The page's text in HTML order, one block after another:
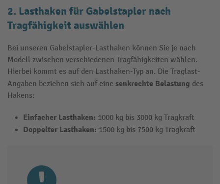
2. Lasthaken für Gabelstapler nach
Tragfähigkeit auswählen
Bei unseren Gabelstapler-Lasthaken können Sie je nach
Modell zwischen verschiedenen Tragfähigkeiten wählen.
Hierbei kommt es auf den Lasthaken-Typ an. Die Traglast-
Angaben beziehen sich auf eine senkrechte Belastung des
Hakens:
Einfacher Lasthaken: 1000 kg bis 3000 kg Tragkraft
Doppelter Lasthaken: 1500 kg bis 7500 kg Tragkraft